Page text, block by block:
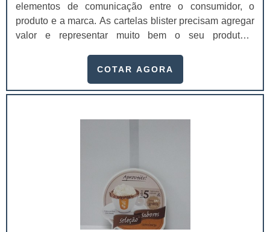
elementos de comunicação entre o consumidor, o
produto e a marca. As cartelas blister precisam agregar
valor e representar muito bem o seu produto.A
comunicação entre o consumidor, o produto e a
venda do produto. Se a embalagem não estiver de
o compra, a chance do consumidor não perceber o
uso;Conforto;Segurança;Proteção ao produto.Uma
pesquisa mostrou ainda que entre produtos
semelhantes, o consumidor acaba preferindo o que
possui a embalagem mais atraente, bela e prática,
COTAR AGORA